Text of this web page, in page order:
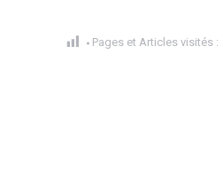
Pages et Articles visités :